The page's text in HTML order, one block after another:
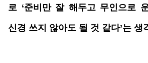
로 ‘준비만 잘 해두고 무인으로
신경 쓰지 않아도 될 것 같다’는 생